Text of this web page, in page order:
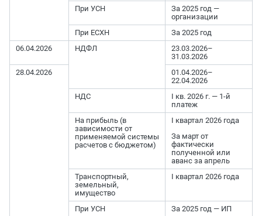
При УСН
За 2025 год —
организации
При ЕСХН
За 2025 год
06.04.2026
НДФЛ
23.03.2026–
31.03.2026
28.04.2026
01.04.2026–
22.04.2026
НДС
I кв. 2026 г. — 1-й
платеж
На прибыль (в
зависимости от
применяемой системы
расчетов с бюджетом)
I квартал 2026 года
За март от
фактически
полученной или
аванс за апрель
Транспортный,
земельный,
имущество
I квартал 2026 года
При УСН
За 2025 год — ИП